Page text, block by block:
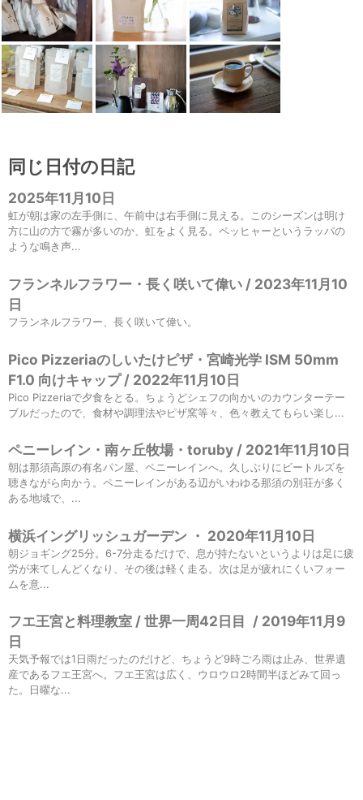
同じ日付の日記
2025年11月10日
虹が朝は家の左手側に、午前中は右手側に見える。このシーズンは明け
方に山の方で霧が多いのか、虹をよく見る。ペッヒャーというラッパの
ような鳴き声...
フランネルフラワー・長く咲いて偉い / 2023年11月10
日
フランネルフラワー、長く咲いて偉い。
Pico Pizzeriaのしいたけピザ・宮崎光学 ISM 50mm
F1.0 向けキャップ / 2022年11月10日
Pico Pizzeriaで夕食をとる。ちょうどシェフの向かいのカウンターテー
ブルだったので、食材や調理法やピザ窯等々、色々教えてもらい楽し...
ペニーレイン・南ヶ丘牧場・toruby / 2021年11月10日
朝は那須高原の有名パン屋、ペニーレインへ。久しぶりにビートルズを
聴きながら向かう。ペニーレインがある辺がいわゆる那須の別荘が多く
ある地域で、...
横浜イングリッシュガーデン ・ 2020年11月10日
朝ジョギング25分。6-7分走るだけで、息が持たないというよりは足に疲
労が来てしんどくなり、その後は軽く走る。次は足が疲れにくいフォー
ムを意...
フエ王宮と料理教室 / 世界一周42日目 / 2019年11月9
日
天気予報では1日雨だったのだけど、ちょうど9時ごろ雨は止み、世界遺
産であるフエ王宮へ。フエ王宮は広く、ウロウロ2時間半ほどみて回っ
た。日曜な...